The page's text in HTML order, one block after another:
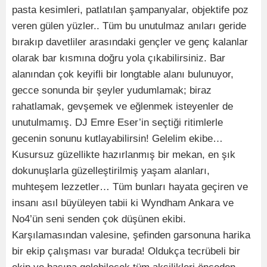
pasta kesimleri, patlatılan şampanyalar, objektife poz
veren gülen yüzler.. Tüm bu unutulmaz anıları geride
bırakıp davetliler arasındaki gençler ve genç kalanlar
olarak bar kısmına doğru yola çıkabilirsiniz. Bar
alanından çok keyifli bir longtable alanı bulunuyor,
gecce sonunda bir şeyler yudumlamak; biraz
rahatlamak, gevşemek ve eğlenmek isteyenler de
unutulmamış. DJ Emre Eser’in seçtiği ritimlerle
gecenin sonunu kutlayabilirsin! Gelelim ekibe…
Kusursuz güzellikte hazırlanmış bir mekan, en şık
dokunuşlarla güzelleştirilmiş yaşam alanları,
muhteşem lezzetler… Tüm bunları hayata geçiren ve
insanı asıl büyüleyen tabii ki Wyndham Ankara ve
No4’ün seni senden çok düşünen ekibi.
Karşılamasından valesine, şefinden garsonuna harika
bir ekip çalışması var burada! Oldukça tecrübeli bir